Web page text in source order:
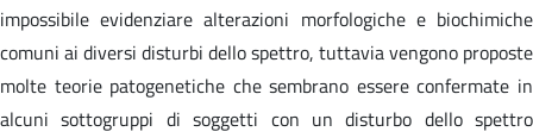
impossibile evidenziare alterazioni morfologiche e biochimiche
comuni ai diversi disturbi dello spettro, tuttavia vengono proposte
molte teorie patogenetiche che sembrano essere confermate in
alcuni sottogruppi di soggetti con un disturbo dello spettro